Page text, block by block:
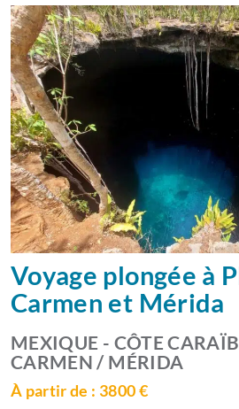
Voyage plongée à
Carmen et Mérida
MEXIQUE - CÔTE
CARMEN / MÉRIDA
À partir de : 3800 €